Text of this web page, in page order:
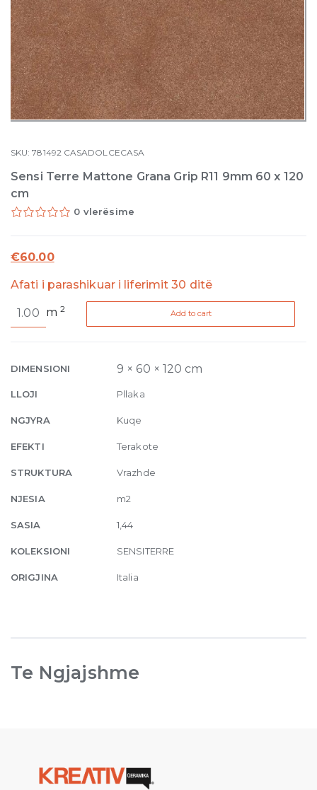
SKU:781492 CASADOLCECASA
Sensi Terre Mattone Grana Grip R11 9mm 60 x 120
cm
0 vlerësime
€60.00
Afati i parashikuar i liferimit 30 ditë
Terre
Grip
9mm
60
120
cm
m2 Add to cart
DIMENSIONI 9 × 60 × 120 cm
LLOJI Pllaka
NGJYRA Kuqe
EFEKTI Terakote
STRUKTURA Vrazhde
NJESIA m2
SASIA 1,44
KOLEKSIONI SENSITERRE
ORIGJINA Italia
Te Ngjajshme